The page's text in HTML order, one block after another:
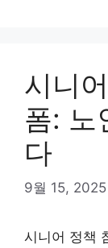
시니
폼: 노
다
9월 15, 2025
시니어 정책